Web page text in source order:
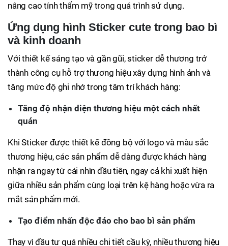
nâng cao tính thẩm mỹ trong quá trình sử dụng.
Ứng dụng hình Sticker cute trong bao bì
và kinh doanh
Với thiết kế sáng tạo và gần gũi, sticker dễ thương trở
thành công cụ hỗ trợ thương hiệu xây dựng hình ảnh và
tăng mức độ ghi nhớ trong tâm trí khách hàng:
Tăng độ nhận diện thương hiệu một cách nhất
quán
Khi Sticker được thiết kế đồng bộ với logo và màu sắc
thương hiệu, các sản phẩm dễ dàng được khách hàng
nhận ra ngay từ cái nhìn đầu tiên, ngay cả khi xuất hiện
giữa nhiều sản phẩm cùng loại trên kệ hàng hoặc vừa ra
mắt sản phẩm mới.
Tạo điểm nhấn độc đáo cho bao bì sản phẩm
Thay vì đầu tư quá nhiều chi tiết cầu kỳ, nhiều thương hiệu